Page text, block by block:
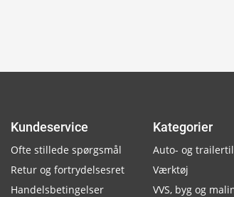
Kundeservice
Ofte stillede spørgsmål
Retur og fortrydelsesret
Handelsbetingelser
Kategorier
Auto- og
Værktøj
VVS, byg og